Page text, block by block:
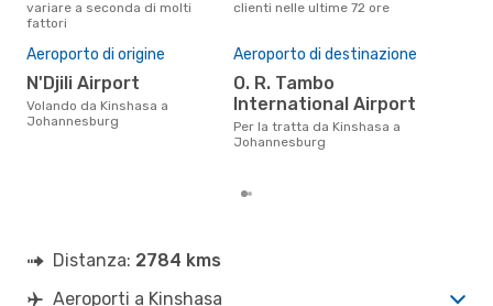
variare a seconda di molti
fattori
clienti nelle ultime 72 ore
Aeroporto di origine
N'Djili Airport
Volando da Kinshasa a
Johannesburg
Aeroporto di destinazione
O. R. Tambo
International Airport
Per la tratta da Kinshasa a
Johannesburg
Distanza: 2784 kms
Aeroporti a Kinshasa